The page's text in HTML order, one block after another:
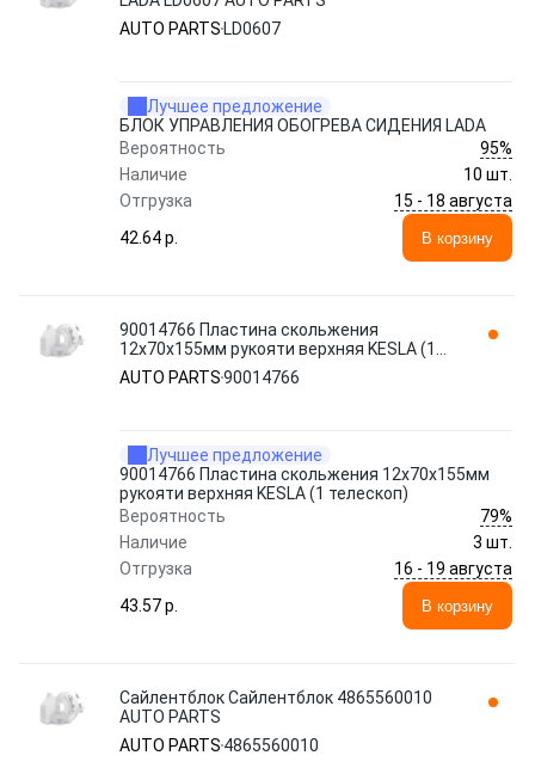
AUTO PARTS LD0607
Лучшее предложение
БЛОК УПРАВЛЕНИЯ ОБОГРЕВА СИДЕНИЯ LADA
Вероятность
95%
Наличие
10 шт.
Отгрузка
15 - 18 августа
42.64 p.
В корзину
90014766 Пластина скольжения
12х70x155мм рукояти верхняя KESLA (1
телескоп) AUTO PARTS
AUTO PARTS90014766
Лучшее предложение
90014766 Пластина скольжения 12х70x155мм
рукояти верхняя KESLA (1 телескоп)
Вероятность
79%
Наличие
3 шт.
Отгрузка
16 - 19 августа
43.57 p.
В корзину
Сайлентблок Сайлентблок 4865560010
AUTO PARTS
AUTO PARTS 4865560010